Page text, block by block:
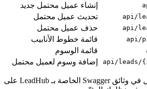
إنشاء عميل محتمل جديد
تحديث عميل محتمل
حذف عميل محتمل
قائمة خطوط الأنابيب
قائمة الوسوم
إضافة وسوم لعميل محتمل